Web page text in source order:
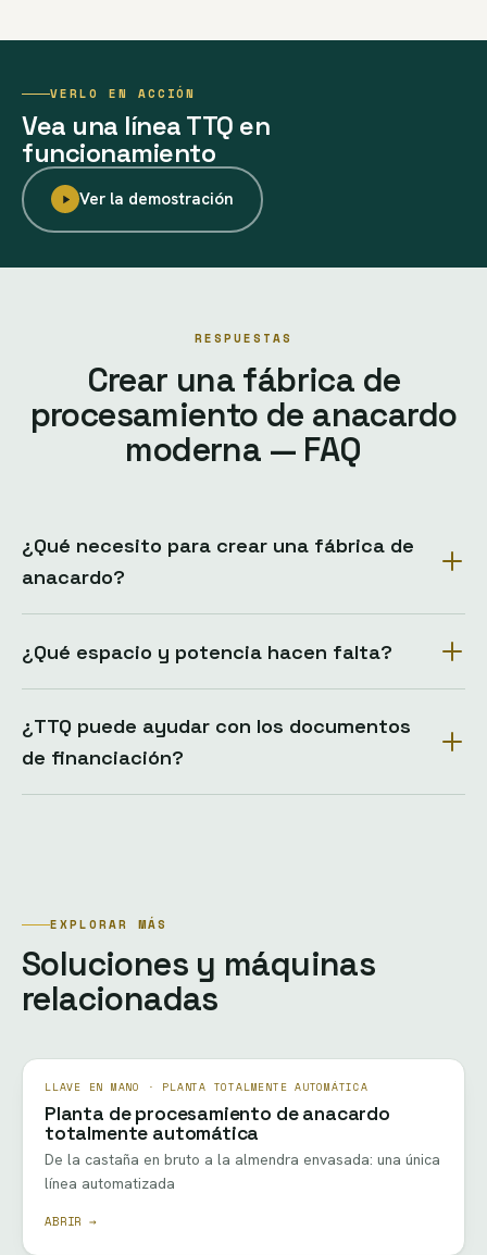
VERLO EN ACCIÓN
Vea una línea TTQ en
funcionamiento
Ver la demostración
RESPUESTAS
Crear una fábrica de
procesamiento de anacardo
moderna — FAQ
¿Qué necesito para crear una fábrica de
anacardo?
¿Qué espacio y potencia hacen falta?
¿TTQ puede ayudar con los documentos
de financiación?
EXPLORAR MÁS
Soluciones y máquinas
relacionadas
LLAVE EN MANO · PLANTA TOTALMENTE AUTOMÁTICA
Planta de procesamiento de anacardo
totalmente automática
De la castaña en bruto a la almendra envasada: una única
línea automatizada
ABRIR →